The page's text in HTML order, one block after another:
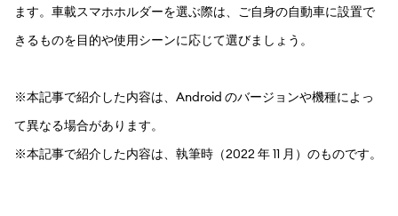
ます。車載スマホホルダーを選ぶ際は、ご自身の自動車に設置で
きるものを目的や使用シーンに応じて選びましょう。
※本記事で紹介した内容は、Android のバージョンや機種によっ
て異なる場合があります。
※本記事で紹介した内容は、執筆時（2022 年 11 月）のものです。